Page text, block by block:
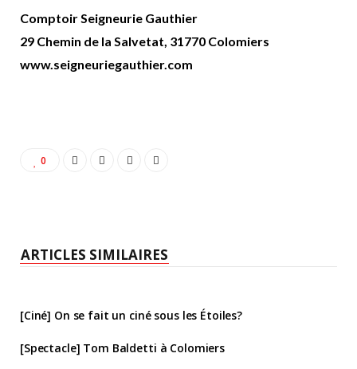
Comptoir Seigneurie Gauthier
29 Chemin de la Salvetat, 31770 Colomiers
www.seigneuriegauthier.com
0
ARTICLES SIMILAIRES
[Ciné] On se fait un ciné sous les Étoiles?
[Spectacle] Tom Baldetti à Colomiers